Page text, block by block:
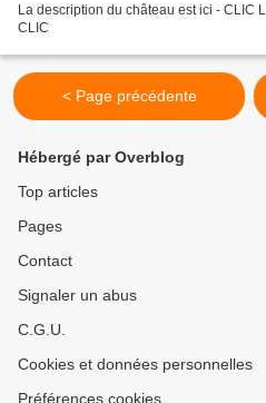
La description du château est ici - CLIC
CLIC
< Page précédente
Hébergé par Overblog
Top articles
Pages
Contact
Signaler un abus
C.G.U.
Cookies et données personnelles
Préférences cookies